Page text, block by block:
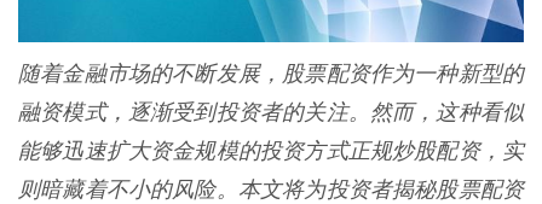
随着金融市场的不断发展，股票配资作为一种新型的
融资模式，逐渐受到投资者的关注。然而，这种看似
能够迅速扩大资金规模的投资方式正规炒股配资，实
则暗藏着不小的风险。本文将为投资者揭秘股票配资